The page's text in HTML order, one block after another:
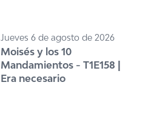
Jueves 6 de agosto de 2026
Moisés y los 10
Mandamientos - T1E158 |
Era necesario